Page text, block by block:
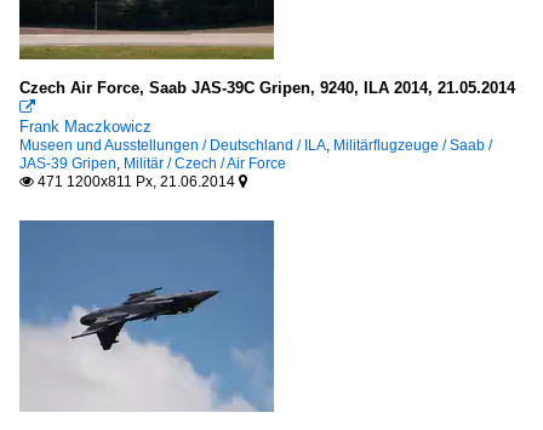
Czech Air Force, Saab JAS-39C Gripen, 9240, ILA 2014, 21.05.2014

Frank Maczkowicz
Museen und Ausstellungen / Deutschland / ILA, Militärflugzeuge / Saab /
JAS-39 Gripen, Militär / Czech / Air Force
 471 1200x811 Px, 21.06.2014 